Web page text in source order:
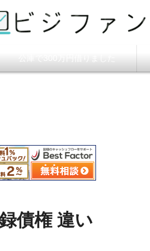
】
債権 違い